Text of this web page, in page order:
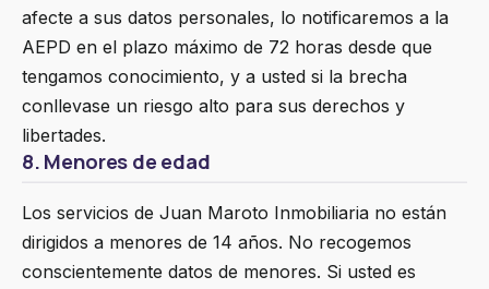
afecte a sus datos personales, lo notificaremos a la
AEPD en el plazo máximo de 72 horas desde que
tengamos conocimiento, y a usted si la brecha
conllevase un riesgo alto para sus derechos y
libertades.
8. Menores de edad
Los servicios de Juan Maroto Inmobiliaria no están
dirigidos a menores de 14 años. No recogemos
conscientemente datos de menores. Si usted es